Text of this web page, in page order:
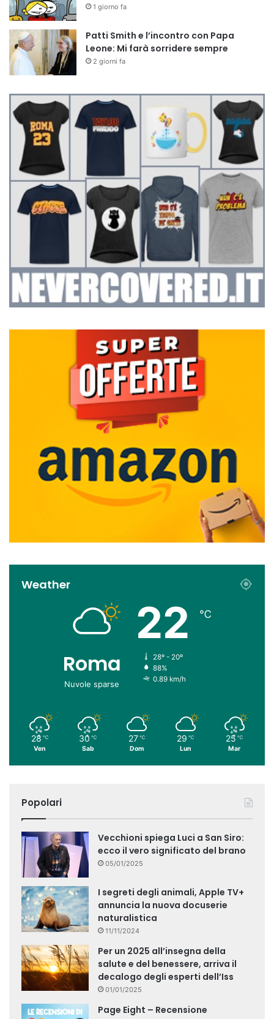
1 giorno fa
Patti Smith e l’incontro con Papa
Leone: Mi farà sorridere sempre
2 giorni fa
Weather
Roma
Nuvole sparse
22 ℃
28º - 20º
88%
0.89 km/h
28 ℃
Ven
30 ℃
Sab
27 ℃
Dom
29 ℃
Lun
25 ℃
Mar
Popolari
Vecchioni spiega Luci a San Siro:
ecco il vero significato del brano
05/01/2025
I segreti degli animali, Apple TV+
annuncia la nuova docuserie
naturalistica
11/11/2024
Per un 2025 all’insegna della
salute e del benessere, arriva il
decalogo degli esperti dell’Iss
01/01/2025
Page Eight – Recensione